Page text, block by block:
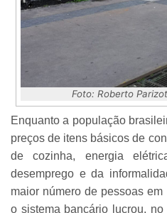
Foto: Roberto
Enquanto a população
preços de itens básicos de
de cozinha, energia
desemprego e da
maior número de pessoas
o sistema bancário lucrou,